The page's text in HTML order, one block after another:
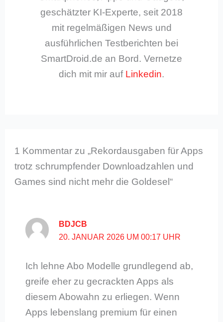
geschätzter KI-Experte, seit 2018
mit regelmäßigen News und
ausführlichen Testberichten bei
SmartDroid.de an Bord. Vernetze
dich mit mir auf Linkedin.
1 Kommentar zu „Rekordausgaben für Apps
trotz schrumpfender Downloadzahlen und
Games sind nicht mehr die Goldesel“
BDJCB
20. JANUAR 2026 UM 00:17 UHR
Ich lehne Abo Modelle grundlegend ab,
greife eher zu gecrackten Apps als
diesem Abowahn zu erliegen. Wenn
Apps lebenslang premium für einen